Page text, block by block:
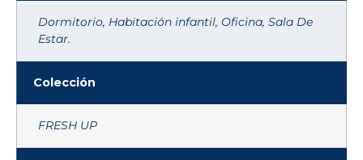
Dormitorio, Habitación infantil, Oficina, Sala De
Estar.
Colección
FRESH UP